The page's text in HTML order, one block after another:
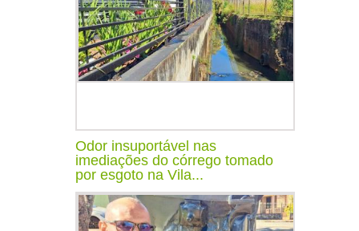
Odor insuportável nas
imediações do córrego tomado
por esgoto na Vila...